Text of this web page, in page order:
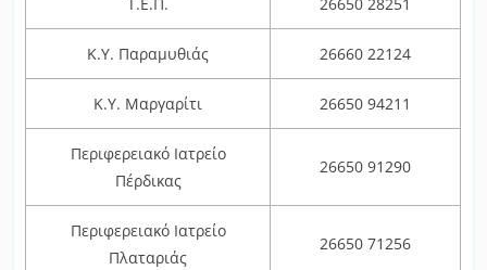
Κ.Υ. Παραμυθιάς 26660 22124
Κ.Υ. Μαργαρίτι 26650 94211
Περιφερειακό Ιατρείο
Πέρδικας
26650 91290
Περιφερειακό Ιατρείο
Πλαταριάς
26650 71256